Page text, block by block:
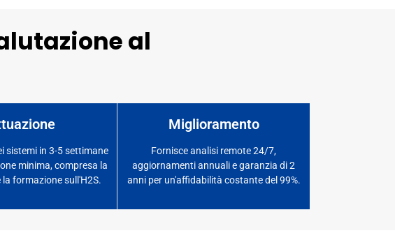
al
sistemi in 3-5 settimane
minima, compresa la
formazione sull'H2S.
Miglioramento
Fornisce analisi remote 24/7,
aggiornamenti annuali e garanzia di 2
anni per un'affidabilità costante del 99%.